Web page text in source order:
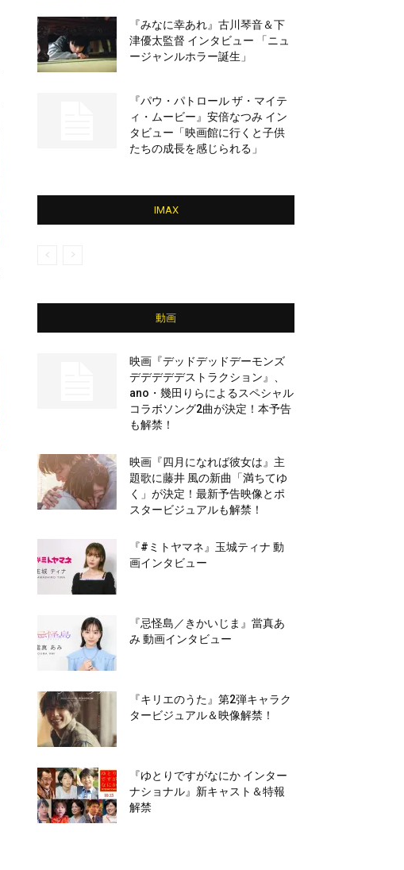
『みなに幸あれ』古川琴音＆下
津優太監督 インタビュー 「ニュ
ージャンルホラー誕生」
『パウ・パトロール ザ・マイテ
ィ・ムービー』安倍なつみ イン
タビュー「映画館に行くと子供
たちの成長を感じられる」
IMAX
動画
映画『デッドデッドデーモンズ
デデデデデストラクション』、
ano・幾田りらによるスペシャル
コラボソング2曲が決定！本予告
も解禁！
映画『四月になれば彼女は』主
題歌に藤井 風の新曲「満ちてゆ
く」が決定！最新予告映像とポ
スタービジュアルも解禁！
『#ミトヤマネ』玉城ティナ 動
画インタビュー
『忌怪島／きかいじま』當真あ
み 動画インタビュー
『キリエのうた』第2弾キャラク
タービジュアル＆映像解禁！
『ゆとりですがなにか インター
ナショナル』新キャスト＆特報
解禁